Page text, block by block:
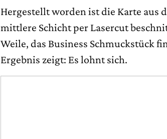
Hergestellt worden ist die Karte aus
mittlere Schicht per Lasercut
Weile, das Business Schmuckstück
Ergebnis zeigt: Es lohnt sich.